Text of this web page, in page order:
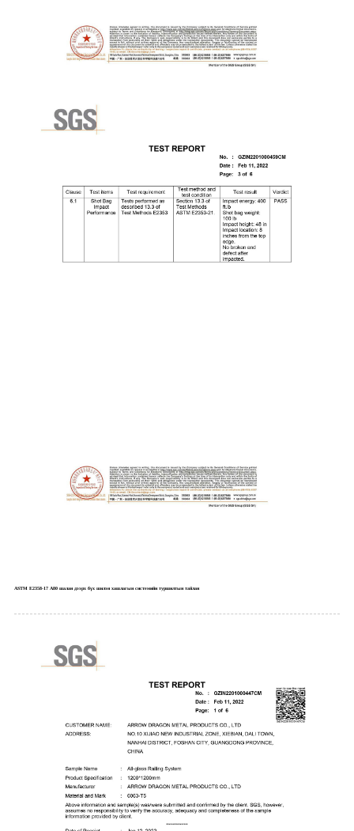
ASTM E2358-17 A80 шалан дээрх бүх шилэн хашлагын системийн туршилтын тайлан